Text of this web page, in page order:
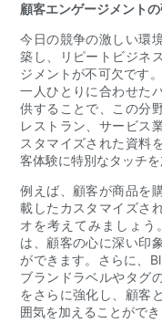
顧客エンゲージメント
今日の競争の激しい環
築し、リピートビジネ
ジメントが不可欠です
一人ひとりに合わせた
供することで、この分
レストラン、サービス
スタマイズされた資料
客体験に特別なタッチ
例えば、顧客が商品を
載したカスタマイズさ
オを考えてみましょ
は、顧客の心に深い印
ができます。さらに、
ブランドラベルやタグ
をさらに強化し、顧客
囲気を加えることができ